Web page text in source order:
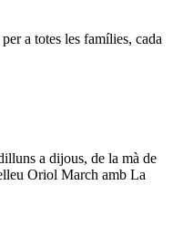
a totes les famílies, cada
a dijous, de la mà de
Oriol March amb La